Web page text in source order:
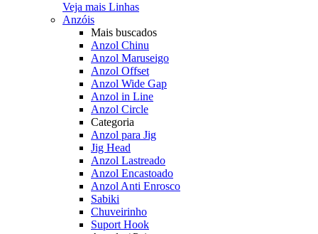
Veja mais Linhas
Anzóis
Mais buscados
Anzol Chinu
Anzol Maruseigo
Anzol Offset
Anzol Wide Gap
Anzol in Line
Anzol Circle
Categoria
Anzol para Jig
Jig Head
Anzol Lastreado
Anzol Encastoado
Anzol Anti Enrosco
Sabiki
Chuveirinho
Suport Hook